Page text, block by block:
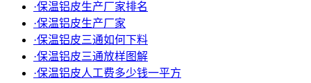
·保温铝皮生产厂家排名
·保温铝皮生产厂家
·保温铝皮三通如何下料
·保温铝皮三通放样图解
·保温铝皮人工费多少钱一平方